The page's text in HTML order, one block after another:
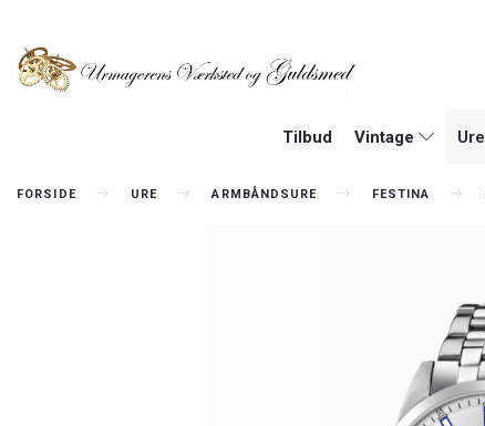
Tilbud Vintage Ure
FORSIDE URE ARMBÅNDSURE FESTINA